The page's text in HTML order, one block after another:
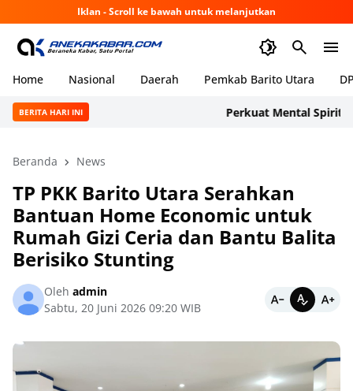
Iklan - Scroll ke bawah untuk melanjutkan
Home Nasional Daerah Pemkab Barito Utara
BERITA HARI INI Perkuat Mental Spiritual
Beranda News
TP PKK Barito Utara Serahkan
Bantuan Home Economic untuk
Rumah Gizi Ceria dan Bantu Balita
Berisiko Stunting
Oleh admin
Sabtu, 20 Juni 2026 09:20 WIB